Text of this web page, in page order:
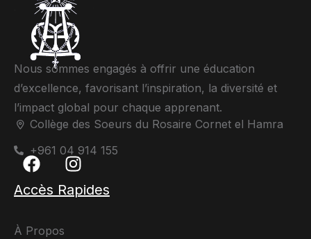
Nous sommes engagés à offrir une éducation
d’excellence, favorisant l’inspiration, la diversité et
l’impact global pour chaque apprenant.
Collège des Soeurs du Rosaire Cornet el Hamra
+961 04 914 155
Accès Rapides
À Propos